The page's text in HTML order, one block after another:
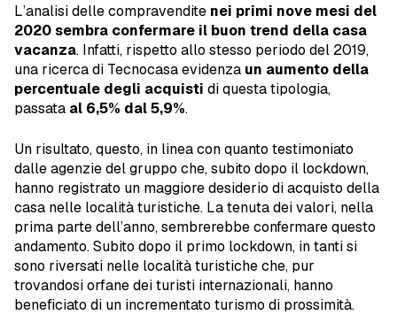
L’analisi delle compravendite nei primi nove mesi del
2020 sembra confermare il buon trend della casa
vacanza. Infatti, rispetto allo stesso periodo del 2019,
una ricerca di Tecnocasa evidenza un aumento della
percentuale degli acquisti di questa tipologia,
passata al 6,5% dal 5,9%.
Un risultato, questo, in linea con quanto testimoniato
dalle agenzie del gruppo che, subito dopo il lockdown,
hanno registrato un maggiore desiderio di acquisto della
casa nelle località turistiche. La tenuta dei valori, nella
prima parte dell’anno, sembrerebbe confermare questo
andamento. Subito dopo il primo lockdown, in tanti si
sono riversati nelle località turistiche che, pur
trovandosi orfane dei turisti internazionali, hanno
beneficiato di un incrementato turismo di prossimità.